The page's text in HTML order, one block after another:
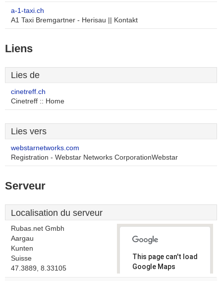
a-1-taxi.ch
A1 Taxi Bremgartner - Herisau || Kontakt
Liens
Lies de
cinetreff.ch
Cinetreff :: Home
Lies vers
webstarnetworks.com
Registration - Webstar Networks CorporationWebstar
Serveur
Localisation du serveur
Rubas.net Gmbh
Aargau
Kunten
Suisse
47.3889, 8.33105
This page can't load
Google Maps
correctly.